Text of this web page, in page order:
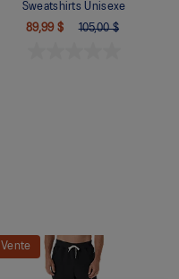
Sweatshirts Unisexe
89,99 $
105,00 $
Vente